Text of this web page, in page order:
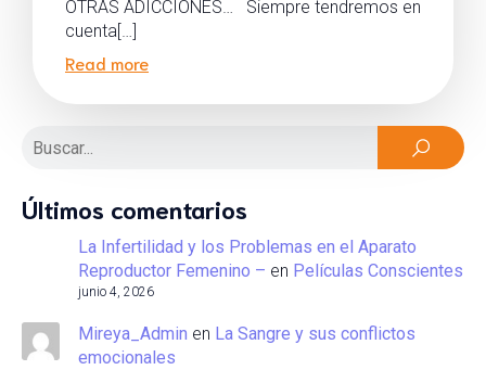
OTRAS ADICCIONES… Siempre tendremos en
cuenta[…]
Read more
Últimos comentarios
La Infertilidad y los Problemas en el Aparato
Reproductor Femenino – en Películas Conscientes
junio 4, 2026
Mireya_Admin en La Sangre y sus conflictos
emocionales